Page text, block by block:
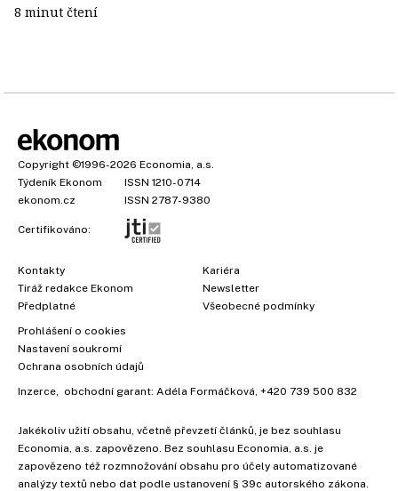
8 minut čtení
Copyright ©1996-2026 Economia, a.s.
Týdeník Ekonom
ISSN 1210-0714
ekonom.cz
ISSN 2787-9380
Certifikováno:
Kontakty
Tiráž redakce Ekonom
Předplatné
Kariéra
Newsletter
Všeobecné podmínky
Prohlášení o cookies
Nastavení soukromí
Ochrana osobních údajů
Inzerce , obchodní garant: Adéla Formáčková +420 739 500 832
Jakékoliv užití obsahu, včetně převzetí článků, je bez souhlasu
Economia, a.s. zapovězeno. Bez souhlasu Economia, a.s. je
zapovězeno též rozmnožování obsahu pro účely automatizované
analýzy textů nebo dat podle ustanovení § 39c autorského zákona.